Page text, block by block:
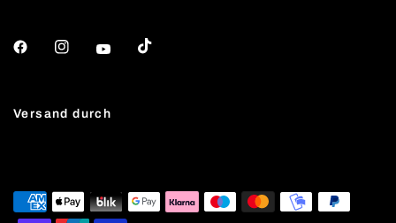
Versand durch